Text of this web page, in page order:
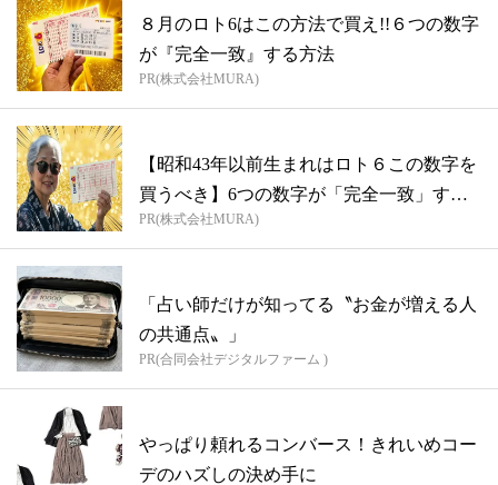
８月のロト6はこの方法で買え!!６つの数字
が『完全一致』する方法
PR(株式会社MURA)
【昭和43年以前生まれはロト６この数字を
買うべき】6つの数字が「完全一致」する
方...
PR(株式会社MURA)
「占い師だけが知ってる〝お金が増える人
の共通点〟」
PR(合同会社デジタルファーム )
やっぱり頼れるコンバース！きれいめコー
デのハズしの決め手に